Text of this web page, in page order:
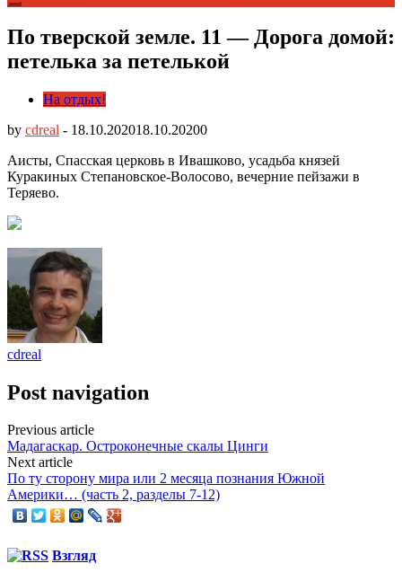
По тверской земле. 11 — Дорога домой:
петелька за петелькой
На отдых!
by cdreal - 18.10.202018.10.20200
Аисты, Спасская церковь в Ивашково, усадьба князей
Куракиных Степановское-Волосово, вечерние пейзажи в
Теряево.
cdreal
Post navigation
Previous article
Мадагаскар. Остроконечные скалы Цинги
Next article
По ту сторону мира или 2 месяца познания Южной
Америки… (часть 2, разделы 7-12)
Взгляд